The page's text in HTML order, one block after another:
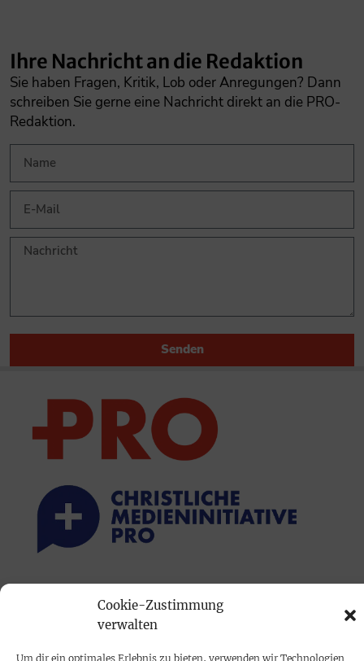
Cookie-Zustimmung
verwalten
Um dir ein optimales Erlebnis zu bieten, verwenden wir Technologien
Ihre Nachricht an die Redaktion
Sie haben Fragen, Kritik, Lob oder Anregungen? Dann
schreiben Sie gerne eine Nachricht direkt an die PRO-
Redaktion.
Senden
PRINTAUSGABE
Mediadaten